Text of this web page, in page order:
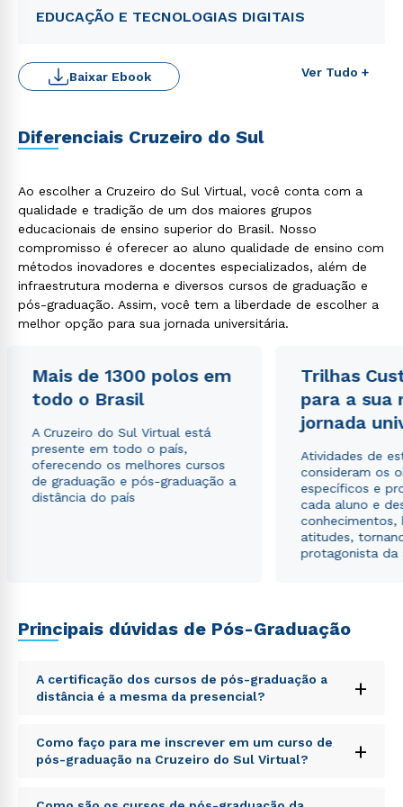
EDUCAÇÃO E TECNOLOGIAS DIGITAIS
Ver Tudo +
Baixar Ebook
Diferenciais Cruzeiro do Sul
Ao escolher a Cruzeiro do Sul Virtual, você conta com a
qualidade e tradição de um dos maiores grupos
educacionais de ensino superior do Brasil. Nosso
compromisso é oferecer ao aluno qualidade de ensino com
métodos inovadores e docentes especializados, além de
infraestrutura moderna e diversos cursos de graduação e
pós-graduação. Assim, você tem a liberdade de escolher a
melhor opção para sua jornada universitária.
Mais de 1300 polos em
todo o Brasil
A Cruzeiro do Sul Virtual está
presente em todo o país,
oferecendo os melhores cursos
de graduação e pós-graduação a
distância do país
Trilhas
para a sua
jornada
Atividades de
consideram os
específicos e
cada aluno e
conhecimentos,
atitudes,
protagonista da
Principais dúvidas de Pós-Graduação
A certificação dos cursos de pós-graduação a
distância é a mesma da presencial?
+
Sed ut perspiciatis unde omnis iste natus error sit
voluptatem accusantium doloremque laudantium,
totam rem aperiam, eaque ipsa quae ab illo inventore
Como faço para me inscrever em um curso de
pós-graduação na Cruzeiro do Sul Virtual?
+
Sed ut perspiciatis unde omnis iste natus error sit
WhatsApp
ou
Política de Privacidade.e
autorizo que meus dados sejam utilizados para o
envio de conteúdos da Cruzeiro do Sul.